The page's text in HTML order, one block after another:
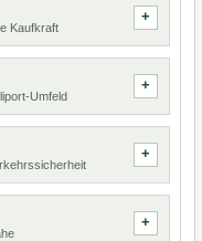
Kaufkraft
Umfeld